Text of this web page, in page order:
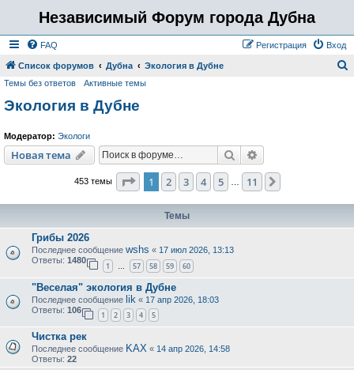
Независимый Форум города Дубна
FAQ Вход
Регистрация
Список форумов Дубна Экология в Дубне
Темы без ответов Активные темы
Экология в Дубне
Модератор: Экологи
Новая тема Поиск
453 темы Страница из 11
1 2 3 4 5 11
Темы
Грибы 2026
Последнее сообщение wshs « 17 июл 2026, 13:13
Ответы: 1480
1 … 57 58 59 60
"Веселая" экология в Дубне
Последнее сообщение lik « 17 апр 2026, 18:03
Ответы: 106
1 2 3 4 5
Чистка рек
Последнее сообщение KAX « 14 апр 2026, 14:58
Ответы: 22